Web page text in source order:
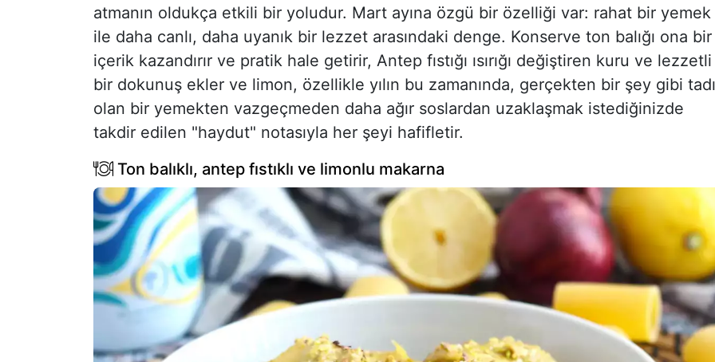
atmanın oldukça etkili bir yoludur. Mart ayına özgü bir özelliği var: rahat bir yemek
ile daha canlı, daha uyanık bir lezzet arasındaki denge. Konserve ton balığı ona bir
içerik kazandırır ve pratik hale getirir, Antep fıstığı ısırığı değiştiren kuru ve lezzetli
bir dokunuş ekler ve limon, özellikle yılın bu zamanında, gerçekten bir şey gibi tadı
olan bir yemekten vazgeçmeden daha ağır soslardan uzaklaşmak istediğinizde
takdir edilen "haydut" notasıyla her şeyi hafifletir.
Ton balıklı, antep fıstıklı ve limonlu makarna